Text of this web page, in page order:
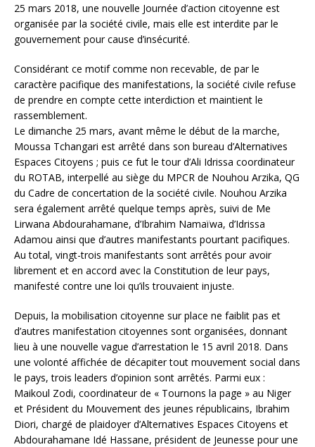
25 mars 2018, une nouvelle Journée d’action citoyenne est
organisée par la société civile, mais elle est interdite par le
gouvernement pour cause d’insécurité.
Considérant ce motif comme non recevable, de par le
caractère pacifique des manifestations, la société civile refuse
de prendre en compte cette interdiction et maintient le
rassemblement.
Le dimanche 25 mars, avant même le début de la marche,
Moussa Tchangari est arrêté dans son bureau d’Alternatives
Espaces Citoyens ; puis ce fut le tour d’Ali Idrissa coordinateur
du ROTAB, interpellé au siège du MPCR de Nouhou Arzika, QG
du Cadre de concertation de la société civile. Nouhou Arzika
sera également arrêté quelque temps après, suivi de Me
Lirwana Abdourahamane, d’Ibrahim Namaïwa, d’Idrissa
Adamou ainsi que d’autres manifestants pourtant pacifiques.
Au total, vingt-trois manifestants sont arrêtés pour avoir
librement et en accord avec la Constitution de leur pays,
manifesté contre une loi qu’ils trouvaient injuste.
Depuis, la mobilisation citoyenne sur place ne faiblit pas et
d’autres manifestation citoyennes sont organisées, donnant
lieu à une nouvelle vague d’arrestation le 15 avril 2018. Dans
une volonté affichée de décapiter tout mouvement social dans
le pays, trois leaders d’opinion sont arrêtés. Parmi eux :
Maikoul Zodi, coordinateur de « Tournons la page » au Niger
et Président du Mouvement des jeunes républicains, Ibrahim
Diori, chargé de plaidoyer d’Alternatives Espaces Citoyens et
Abdourahamane Idé Hassane, président de Jeunesse pour une